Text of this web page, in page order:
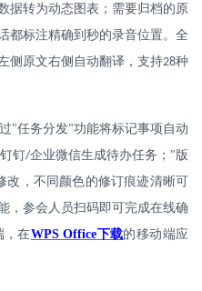
据转为动态图表；需要归档的原
都标注精确到秒的录音位置。全
侧原文右侧自动翻译，支持28种
"任务分发"功能将标记事项自动
钉/企业微信生成待办任务； "版
改，不同颜色的修订痕迹清晰可
，参会人员扫码即可完成在线确
，在WPS Office下载的移动端应